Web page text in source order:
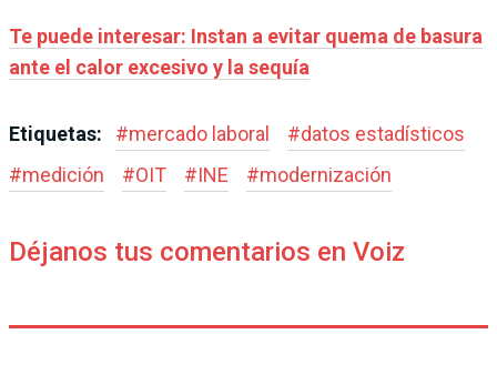
Te puede interesar: Instan a evitar quema de basura
ante el calor excesivo y la sequía
Etiquetas: #mercado laboral #datos estadísticos
#medición #OIT #INE #modernización
Déjanos tus comentarios en Voiz